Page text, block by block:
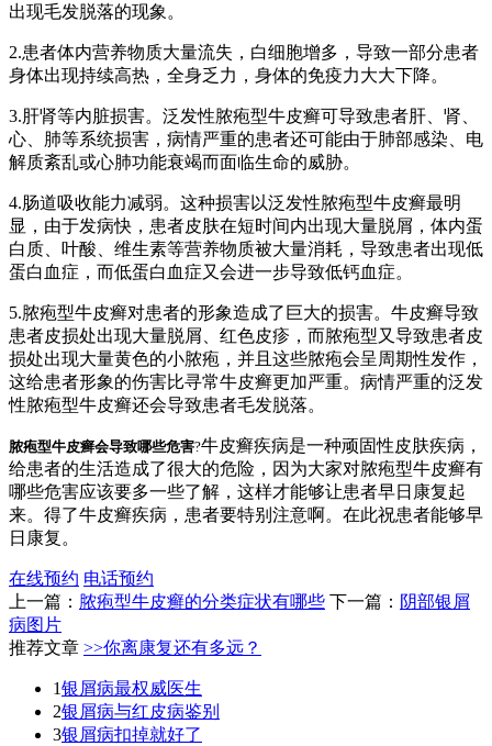
出现毛发脱落的现象。
2.患者体内营养物质大量流失，白细胞增多，导致一部分患者
身体出现持续高热，全身乏力，身体的免疫力大大下降。
3.肝肾等内脏损害。泛发性脓疱型牛皮癣可导致患者肝、肾、
心、肺等系统损害，病情严重的患者还可能由于肺部感染、电
解质紊乱或心肺功能衰竭而面临生命的威胁。
4.肠道吸收能力减弱。这种损害以泛发性脓疱型牛皮癣最明
显，由于发病快，患者皮肤在短时间内出现大量脱屑，体内蛋
白质、叶酸、维生素等营养物质被大量消耗，导致患者出现低
蛋白血症，而低蛋白血症又会进一步导致低钙血症。
5.脓疱型牛皮癣对患者的形象造成了巨大的损害。牛皮癣导致
患者皮损处出现大量脱屑、红色皮疹，而脓疱型又导致患者皮
损处出现大量黄色的小脓疱，并且这些脓疱会呈周期性发作，
这给患者形象的伤害比寻常牛皮癣更加严重。病情严重的泛发
性脓疱型牛皮癣还会导致患者毛发脱落。
脓疱型牛皮癣会导致哪些危害?牛皮癣疾病是一种顽固性皮肤疾病，
给患者的生活造成了很大的危险，因为大家对脓疱型牛皮癣有
哪些危害应该要多一些了解，这样才能够让患者早日康复起
来。得了牛皮癣疾病，患者要特别注意啊。在此祝患者能够早
日康复。
在线预约 电话预约
上一篇： 脓疱型牛皮癣的分类症状有哪些 下一篇： 阴部银屑
病图片
推荐文章 >>你离康复还有多远？
1银屑病最权威医生
2银屑病与红皮病鉴别
3银屑病扣掉就好了